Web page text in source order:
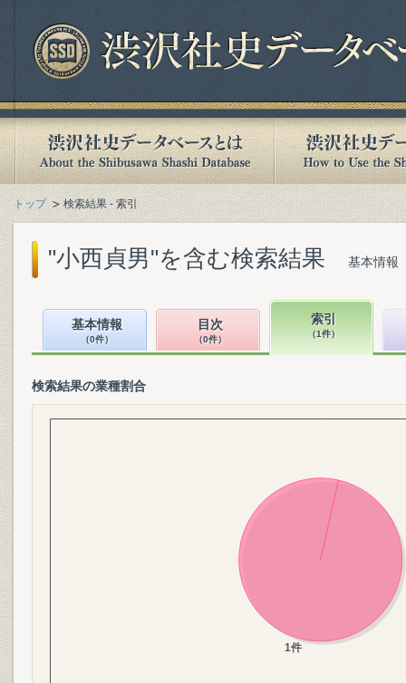
トップ 検索結果 - 索引
"小西貞男"を含む検索結果 基本情報
基本情報
（0件）
目次
（0件）
索引
（1件）
検索結果の業種割合